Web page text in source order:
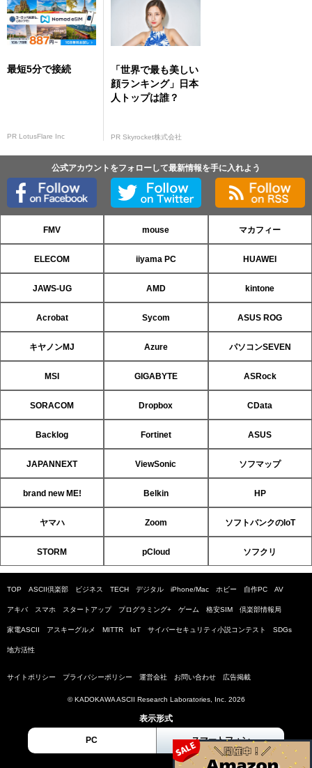
最短5分で接続
PR LotusFlare Inc
「世界で最も美しい
顔ランキング」日本
人トップは誰？
PR Skyrocket株式会社
公式アカウントをフォローして最新情報を手に入れよう
FMV mouse マカフィー
ELECOM iiyama PC HUAWEI
JAWS-UG AMD kintone
Acrobat Sycom ASUS ROG
キヤノンMJ Azure パソコンSEVEN
MSI GIGABYTE ASRock
SORACOM Dropbox CData
Backlog Fortinet ASUS
JAPANNEXT ViewSonic ソフマップ
brand new ME! Belkin HP
ヤマハ Zoom ソフトバンクのIoT
STORM pCloud ソフクリ
TOP ASCII倶楽部 ビジネス TECH デジタル iPhone/Mac ホビー 自作PC AV
アキバ スマホ スタートアップ プログラミング+ ゲーム 格安SIM 倶楽部情報局
家電ASCII アスキーグルメ MITTR IoT サイバーセキュリティ小説コンテスト SDGs
地方活性
サイトポリシー プライバシーポリシー 運営会社 お問い合わせ 広告掲載
© KADOKAWA ASCII Research Laboratories, Inc. 2026
表示形式
PC スマートフォン